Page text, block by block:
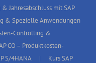
Jahresabschluss mit SAP
& Spezielle Anwendungen
Controlling &
CO – Produktkosten-
S/4HANA
Kurs SAP